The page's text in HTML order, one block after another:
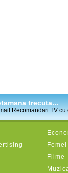
trecuta...
Recomandari TV
Femei
Filme